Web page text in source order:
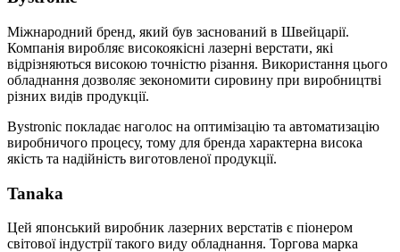
Міжнародний бренд, який був заснований в Швейцарії.
Компанія виробляє високоякісні лазерні верстати, які
відрізняються високою точністю різання. Використання цього
обладнання дозволяє зекономити сировину при виробництві
різних видів продукції.
Bystronic покладає наголос на оптимізацію та автоматизацію
виробничого процесу, тому для бренда характерна висока
якість та надійність виготовленої продукції.
Tanaka
Цей японський виробник лазерних верстатів є піонером
світової індустрії такого виду обладнання. Торгова марка